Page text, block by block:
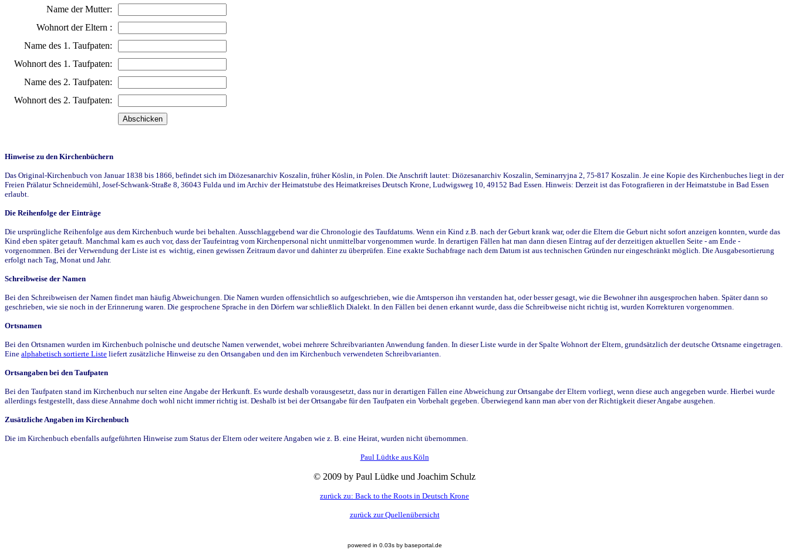
Name der Mutter:
Wohnort der Eltern :
Name des 1. Taufpaten:
Wohnort des 1. Taufpaten:
Name des 2. Taufpaten:
Wohnort des 2. Taufpaten:
Hinweise zu den Kirchenbüchern
Das Original-Kirchenbuch von Januar 1838 bis 1866, befindet sich im Diözesanarchiv Koszalin, früher Köslin, in Polen. Die Anschrift lautet: Diözesanarchiv Koszalin, Seminarryjna 2, 75-817 Koszalin. Je eine Kopie des Kirchenbuches liegt in der
Freien Prälatur Schneidemühl, Josef-Schwank-Straße 8, 36043 Fulda und im Archiv der Heimatstube des Heimatkreises Deutsch Krone, Ludwigsweg 10, 49152 Bad Essen. Hinweis: Derzeit ist das Fotografieren in der Heimatstube in Bad Essen
erlaubt.
Die Reihenfolge der Einträge
Die ursprüngliche Reihenfolge aus dem Kirchenbuch wurde bei behalten. Ausschlaggebend war die Chronologie des Taufdatums. Wenn ein Kind z.B. nach der Geburt krank war, oder die Eltern die Geburt nicht sofort anzeigen konnten, wurde das
Kind eben später getauft. Manchmal kam es auch vor, dass der Taufeintrag vom Kirchenpersonal nicht unmittelbar vorgenommen wurde. In derartigen Fällen hat man dann diesen Eintrag auf der derzeitigen aktuellen Seite - am Ende -
vorgenommen. Bei der Verwendung der Liste ist es wichtig, einen gewissen Zeitraum davor und dahinter zu überprüfen. Eine exakte Suchabfrage nach dem Datum ist aus technischen Gründen nur eingeschränkt möglich. Die Ausgabesortierung
erfolgt nach Tag, Monat und Jahr.
Schreibweise der Namen
Bei den Schreibweisen der Namen findet man häufig Abweichungen. Die Namen wurden offensichtlich so aufgeschrieben, wie die Amtsperson ihn verstanden hat, oder besser gesagt, wie die Bewohner ihn ausgesprochen haben. Später dann so
geschrieben, wie sie noch in der Erinnerung waren. Die gesprochene Sprache in den Dörfern war schließlich Dialekt. In den Fällen bei denen erkannt wurde, dass die Schreibweise nicht richtig ist, wurden Korrekturen vorgenommen.
Ortsnamen
Bei den Ortsnamen wurden im Kirchenbuch polnische und deutsche Namen verwendet, wobei mehrere Schreibvarianten Anwendung fanden. In dieser Liste wurde in der Spalte Wohnort der Eltern, grundsätzlich der deutsche Ortsname eingetragen.
Eine alphabetisch sortierte Liste liefert zusätzliche Hinweise zu den Ortsangaben und den im Kirchenbuch verwendeten Schreibvarianten.
Ortsangaben bei den Taufpaten
Bei den Taufpaten stand im Kirchenbuch nur selten eine Angabe der Herkunft. Es wurde deshalb vorausgesetzt, dass nur in derartigen Fällen eine Abweichung zur Ortsangabe der Eltern vorliegt, wenn diese auch angegeben wurde. Hierbei wurde
allerdings festgestellt, dass diese Annahme doch wohl nicht immer richtig ist. Deshalb ist bei der Ortsangabe für den Taufpaten ein Vorbehalt gegeben. Überwiegend kann man aber von der Richtigkeit dieser Angabe ausgehen.
Zusätzliche Angaben im Kirchenbuch
Die im Kirchenbuch ebenfalls aufgeführten Hinweise zum Status der Eltern oder weitere Angaben wie z. B. eine Heirat, wurden nicht übernommen.
Paul Lüdtke aus Köln
© 2009 by Paul Lüdke und Joachim Schulz
zurück zu: Back to the Roots in Deutsch Krone
zurück zur Quellenübersicht
powered in 0.03s by baseportal.de